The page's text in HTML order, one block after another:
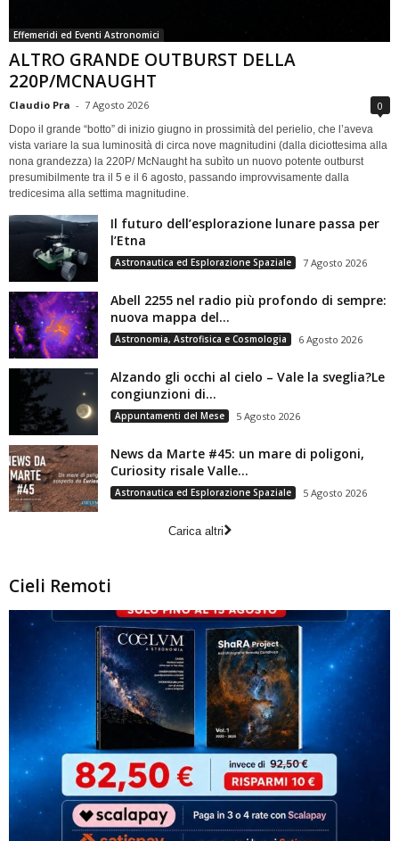
Effemeridi ed Eventi Astronomici
ALTRO GRANDE OUTBURST DELLA
220P/MCNAUGHT
Claudio Pra - 7 Agosto 2026 0
Dopo il grande “botto” di inizio giugno in prossimità del perielio, che l’aveva
vista variare la sua luminosità di circa nove magnitudini (dalla diciottesima alla
nona grandezza) la 220P/ McNaught ha subìto un nuovo potente outburst
presumibilmente tra il 5 e il 6 agosto, passando improvvisamente dalla
tredicesima alla settima magnitudine.
Il futuro dell’esplorazione lunare passa per
l’Etna
Astronautica ed Esplorazione Spaziale 7 Agosto 2026
Abell 2255 nel radio più profondo di sempre:
nuova mappa del...
Astronomia, Astrofisica e Cosmologia 6 Agosto 2026
Alzando gli occhi al cielo – Vale la sveglia?Le
congiunzioni di...
Appuntamenti del Mese 5 Agosto 2026
News da Marte #45: un mare di poligoni,
Curiosity risale Valle...
Astronautica ed Esplorazione Spaziale 5 Agosto 2026
Carica altri
Cieli Remoti